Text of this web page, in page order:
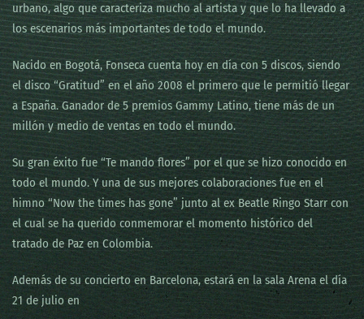
urbano, algo que caracteriza mucho al artista y que lo ha llevado a
los escenarios más importantes de todo el mundo.
Nacido en Bogotá, Fonseca cuenta hoy en día con 5 discos, siendo
el disco “Gratitud” en el año 2008 el primero que le permitió llegar
a España. Ganador de 5 premios Gammy Latino, tiene más de un
millón y medio de ventas en todo el mundo.
Su gran éxito fue “Te mando flores” por el que se hizo conocido en
todo el mundo. Y una de sus mejores colaboraciones fue en el
himno “Now the times has gone” junto al ex Beatle Ringo Starr con
el cual se ha querido conmemorar el momento histórico del
tratado de Paz en Colombia.
Además de su concierto en Barcelona, estará en la sala Arena el día
21 de julio en